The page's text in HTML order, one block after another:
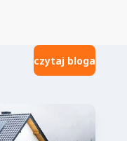
czytaj bloga